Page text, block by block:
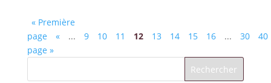
« Première
page
« ... 9 10 11 12 13 14 15 16 ... 30
40
page »